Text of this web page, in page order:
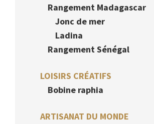
Rangement Madagascar
Jonc de mer
Ladina
Rangement Sénégal
LOISIRS CRÉATIFS
Bobine raphia
ARTISANAT DU MONDE